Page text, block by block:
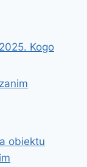
Kogo
obiektu